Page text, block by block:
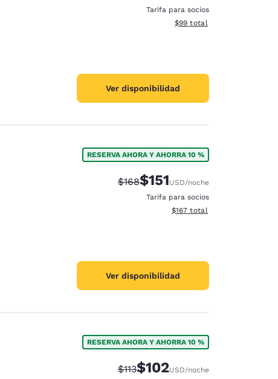
Tarifa para socios
Ver detalles del total
$99 total
Ver disponibilidad
RESERVA AHORA Y AHORRA 10 %
Precio tachado:
$168Precio con descuento:
$151USD/noche
Tarifa para socios
Ver detalles del total
$167 total
Ver disponibilidad
RESERVA AHORA Y AHORRA 10 %
Precio tachado:
$113Precio con descuento:
$102USD/noche